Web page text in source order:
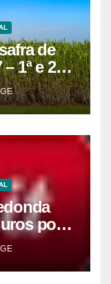
de
1ª e 2ª
por